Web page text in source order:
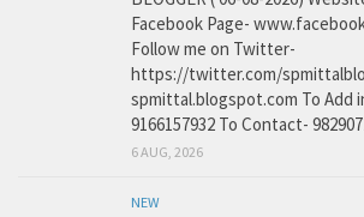
Facebook Page-
Follow me on Twitter-
https://twitter.com/
spmittal.blogspot.com To Add
9166157932 To Contact-
6 AUG, 2026
NEW